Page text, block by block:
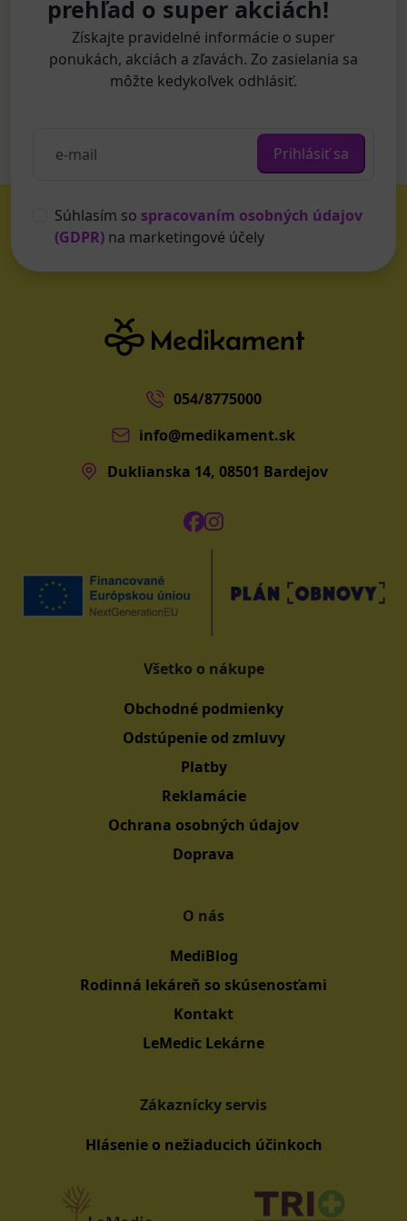
prehľad o super akciách!
Získajte pravidelné informácie o super
ponukách, akciách a zľavách. Zo zasielania sa
môžte kedykoľvek odhlásiť.
Prihlásiť sa
Súhlasím so spracovaním osobných údajov
(GDPR) na marketingové účely
054/8775000
info@medikament.sk
Duklianska 14, 08501 Bardejov
Všetko o nákupe
Obchodné podmienky
Odstúpenie od zmluvy
Platby
Reklamácie
Ochrana osobných údajov
Doprava
O nás
MediBlog
Rodinná lekáreň so skúsenosťami
Kontakt
LeMedic Lekárne
Zákaznícky servis
Hlásenie o nežiaducich účinkoch